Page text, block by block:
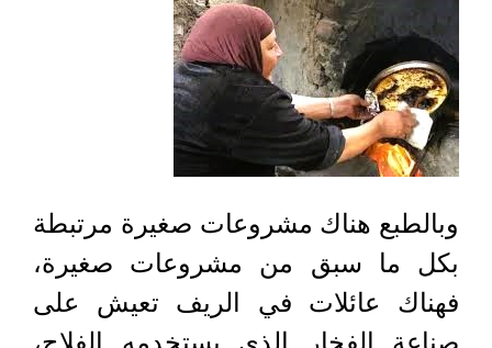
وبالطبع هناك مشروعات صغيرة مرتبطة
بكل ما سبق من مشروعات صغيرة،
فهناك عائلات في الريف تعيش على